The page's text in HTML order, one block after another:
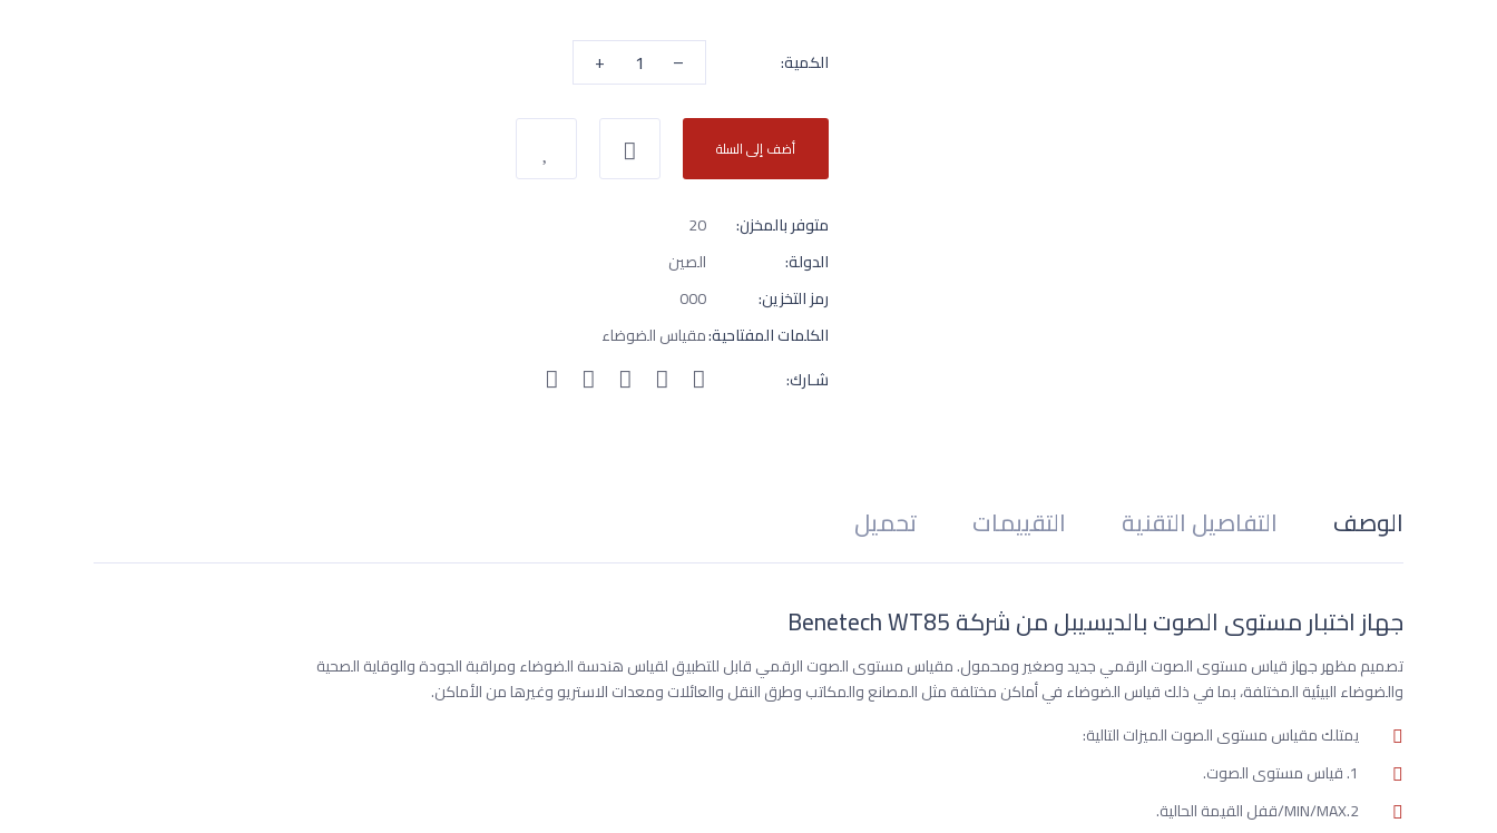
الكمية: –
+
أضف إلى السلة
متوفر بالمخزن:
20
الدولة:
الصين
رمز التخزين:
000
الكلمات المفتاحية:مقياس الضوضاء
شـارك:
الوصف التفاصيل التقنية التقييمات تحميل
جهاز اختبار مستوى الصوت بالديسيبل من شركة Benetech WT85
تصميم مظهر جهاز قياس مستوى الصوت الرقمي جديد وصغير ومحمول. مقياس مستوى الصوت الرقمي قابل للتطبيق لقياس هندسة الضوضاء ومراقبة الجودة والوقاية الصحية
والضوضاء البيئية المختلفة، بما في ذلك قياس الضوضاء في أماكن مختلفة مثل المصانع والمكاتب وطرق النقل والعائلات ومعدات الاستريو وغيرها من الأماكن.
يمتلك مقياس مستوى الصوت الميزات التالية:
1. قياس مستوى الصوت.
2.MIN/MAX/قفل القيمة الحالية.